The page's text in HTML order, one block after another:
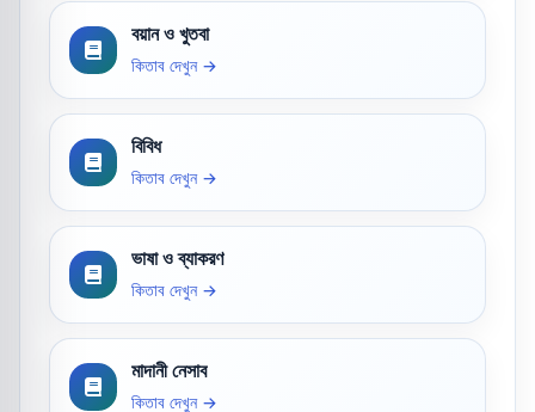
বয়ান ও খুতবা
কিতাব দেখুন →
বিবিধ
কিতাব দেখুন →
ভাষা ও ব্যাকরণ
কিতাব দেখুন →
মাদানী নেসাব
কিতাব দেখুন →